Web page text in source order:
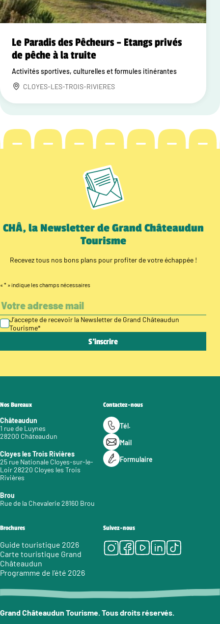
Le Paradis des Pêcheurs – Etangs privés
de pêche à la truite
Activités sportives, culturelles et formules itinérantes
CLOYES-LES-TROIS-RIVIERES
CHÂ, la Newsletter de Grand Châteaudun
Tourisme
Recevez tous nos bons plans pour profiter de votre échappée !
« * » indique les champs nécessaires
J’accepte de recevoir la Newsletter de Grand Châteaudun
Tourisme*
Nos Bureaux
Châteaudun
1 rue de Luynes
28200 Châteaudun
Cloyes les Trois Rivières
25 rue Nationale Cloyes-sur-le-
Loir 28220 Cloyes les Trois
Rivières
Brou
Rue de la Chevalerie 28160 Brou
Contactez-nous
Tél.
Mail
Formulaire
Brochures
Guide touristique 2026
Carte touristique Grand
Châteaudun
Programme de l’été 2026
Suivez-nous
Instagram
Facebook
Youtube
LinkedIn
Tiktok
Grand Châteaudun Tourisme. Tous droits réservés.